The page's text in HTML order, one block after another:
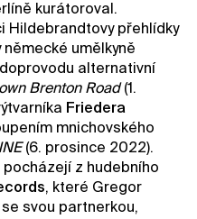
kurátoroval.
Hildebrandtovy přehlídky
umělkyně
alternativní
Brenton Road(1.
Friedera
mnichovského
(6. prosince 2022).
z hudebního
, které Gregor
svou partnerkou,